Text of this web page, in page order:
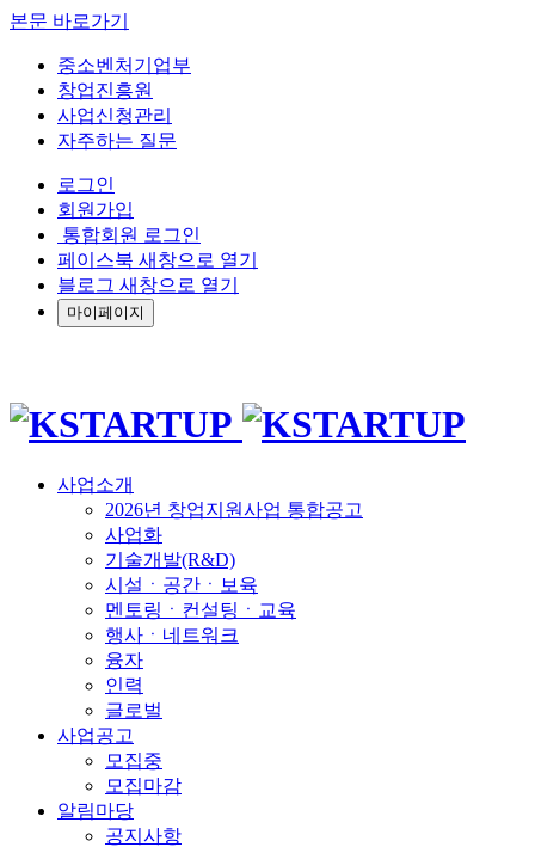
본문 바로가기
중소벤처기업부
창업진흥원
사업신청관리
자주하는 질문
로그인
회원가입
통합회원 로그인
페이스북 새창으로 열기
블로그 새창으로 열기
마이페이지
사업소개
2026년 창업지원사업 통합공고
사업화
기술개발(R&D)
시설ㆍ공간ㆍ보육
멘토링ㆍ컨설팅ㆍ교육
행사ㆍ네트워크
융자
인력
글로벌
사업공고
모집중
모집마감
알림마당
공지사항